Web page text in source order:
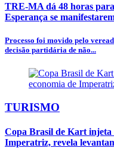
TRE-MA dá 48 horas
Esperança se
Processo foi movido pelo
decisão partidária de não...
TURISMO
Copa Brasil de Kart injeta
Imperatriz, revela